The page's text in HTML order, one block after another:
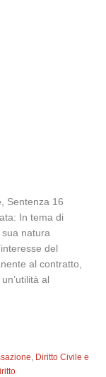
Sentenza 16
In tema di
natura
del
al contratto,
al
, Diritto Civile e